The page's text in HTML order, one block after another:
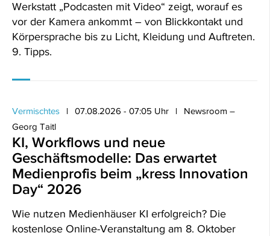
Werkstatt „Podcasten mit Video“ zeigt, worauf es
vor der Kamera ankommt – von Blickkontakt und
Körpersprache bis zu Licht, Kleidung und Auftreten.
9. Tipps.
Vermischtes 07.08.2026 - 07:05 Uhr
Newsroom –
Georg Taitl
KI, Workflows und neue
Geschäftsmodelle: Das erwartet
Medienprofis beim „kress Innovation
Day“ 2026
Wie nutzen Medienhäuser KI erfolgreich? Die
kostenlose Online-Veranstaltung am 8. Oktober